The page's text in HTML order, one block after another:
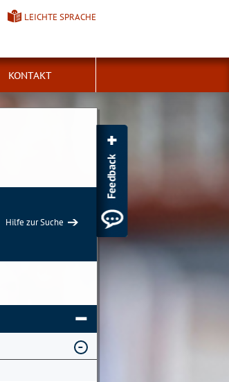
LEICHTE SPRACHE
KONTAKT
Hilfe zur Suche